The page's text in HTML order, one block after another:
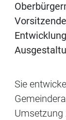
Sie
Umsetzung